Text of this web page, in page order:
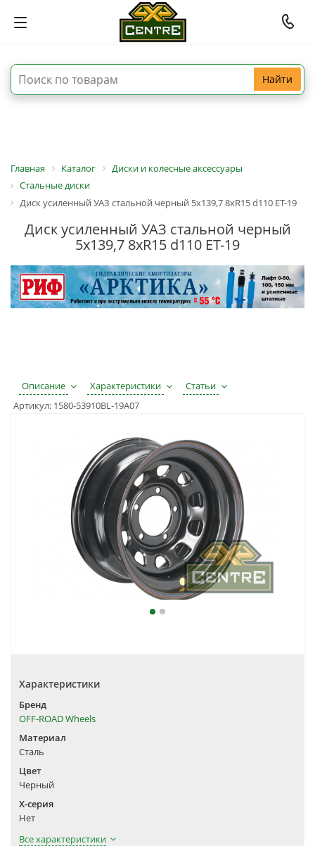
Найти
Главная Каталог
Диски и колесные аксессуары
Стальные диски
Диск усиленный УАЗ стальной черный 5x139,7 8xR15 d110 ET-19
Диск усиленный УАЗ стальной черный
5x139,7 8xR15 d110 ET-19
Описание Характеристики
Статьи
Артикул: 1580-53910BL-19A07
Характеристики
Бренд
OFF-ROAD Wheels
Материал
Сталь
Цвет
Черный
X-серия
Нет
Все характеристики